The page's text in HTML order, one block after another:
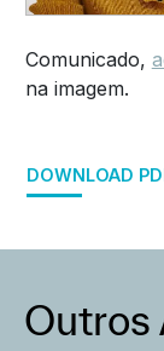
Comunicado,
na imagem.
DOWNLOAD
Outros